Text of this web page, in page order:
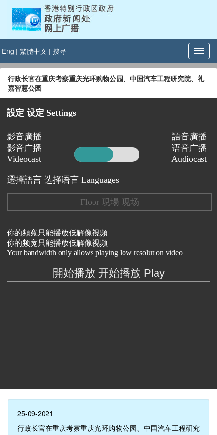
Eng | 繁體中文 | 搜寻
行政长官在重庆考察重庆光环购物公园、中国汽车工程研究院、礼
嘉智慧公园
25-09-2021
行政长官在重庆考察重庆光环购物公园、中国汽车工程研究